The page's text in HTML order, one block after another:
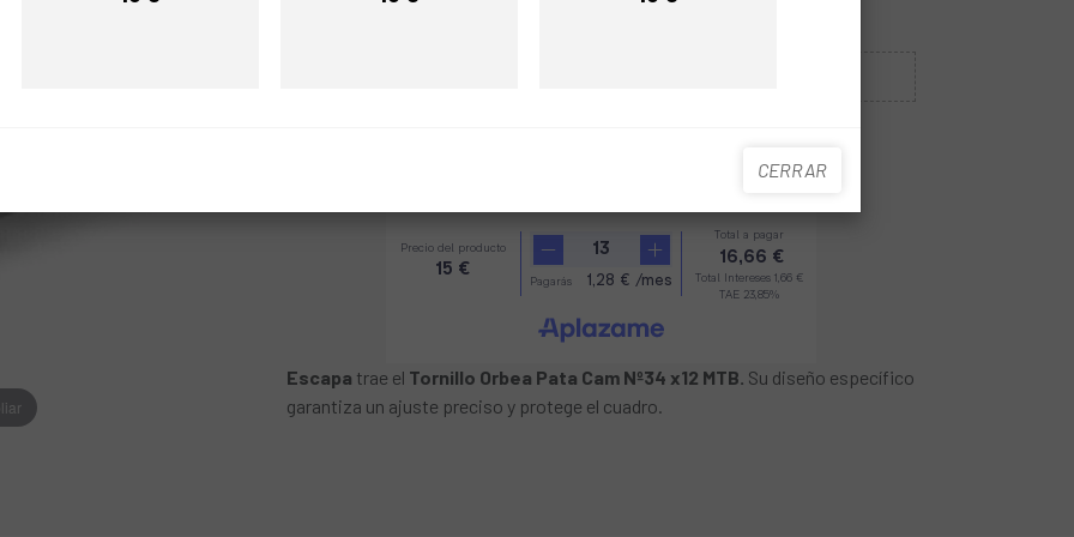
DOX7050000
Precio Precio Precio
CERRAR
Escapa trae el Tornillo Orbea Pata Cam Nº34 x12 MTB. Su diseño específico
garantiza un ajuste preciso y protege el cuadro.